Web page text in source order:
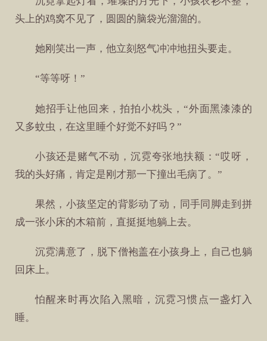
头上的鸡窝不见了，圆圆的脑袋光溜溜的。
她刚笑出一声，他立刻怒气冲冲地扭头要走。
“等等呀！”
她招手让他回来，拍拍小枕头，“外面黑漆漆的
又多蚊虫，在这里睡个好觉不好吗？”
小孩还是赌气不动，沉霓夸张地扶额：“哎呀，
我的头好痛，肯定是刚才那一下撞出毛病了。”
果然，小孩坚定的背影动了动，同手同脚走到拼
成一张小床的木箱前，直挺挺地躺上去。
沉霓满意了，脱下僧袍盖在小孩身上，自己也躺
回床上。
怕醒来时再次陷入黑暗，沉霓习惯点一盏灯入
睡。